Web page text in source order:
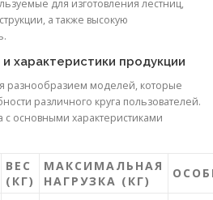
для изготовления лестниц,
а также высокую
характеристики продукции
разнообразием моделей, которые
различного круга пользователей.
основными характеристиками
ВЕС
(КГ)
МАКСИМАЛЬНАЯ
НАГРУЗКА (КГ)